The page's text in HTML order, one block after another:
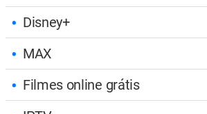
Disney+
MAX
Filmes online grátis